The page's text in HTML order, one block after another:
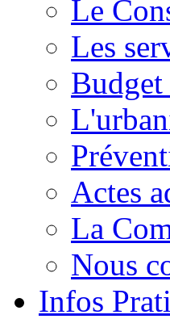
Le
Les
Actes
La
Nous
Infos